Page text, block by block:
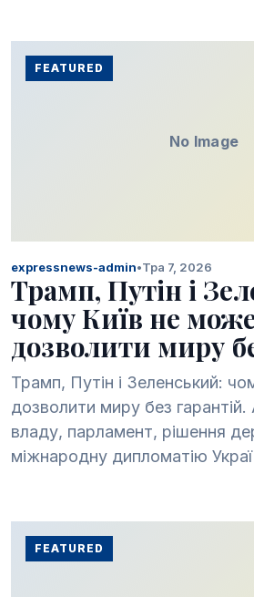
No Image
FEATURED
expressnews-admin•Тра 7, 2026
Трамп, Путін і
чому Київ не
дозволити миру
Трамп, Путін і Зеленський:
дозволити миру без гарантій.
владу, парламент, рішення
міжнародну дипломатію
FEATURED